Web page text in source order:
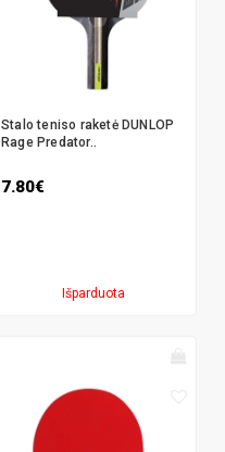
Stalo teniso raketė DUNLOP
Rage Predator..
7.80€
Išparduota